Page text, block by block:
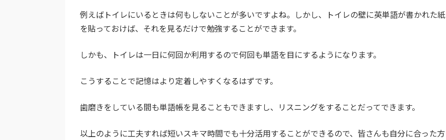
例えばトイレにいるときは何もしないことが多いですよね。しかし、トイレの壁に英単語が書かれた紙
を貼っておけば、それを見るだけで勉強することができます。
しかも、トイレは一日に何回か利用するので何回も単語を目にするようになります。
こうすることで記憶はより定着しやすくなるはずです。
歯磨きをしている間も単語帳を見ることもできますし、リスニングをすることだってできます。
以上のように工夫すれば短いスキマ時間でも十分活用することができるので、皆さんも自分に合った方